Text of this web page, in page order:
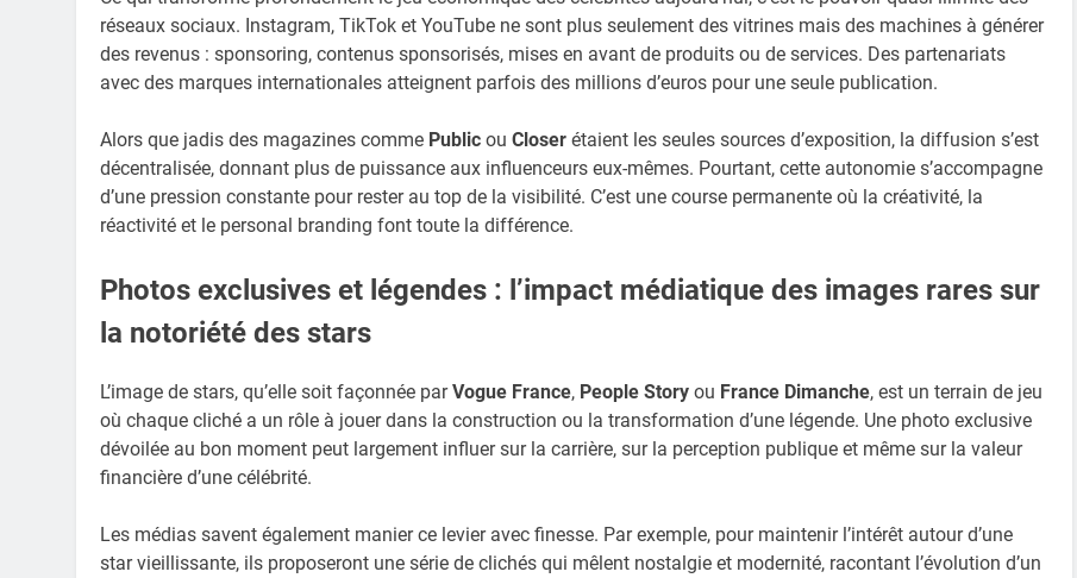
réseaux sociaux. Instagram, TikTok et YouTube ne sont plus seulement des vitrines mais des machines à générer
des revenus : sponsoring, contenus sponsorisés, mises en avant de produits ou de services. Des partenariats
avec des marques internationales atteignent parfois des millions d’euros pour une seule publication.
Alors que jadis des magazines comme Public ou Closer étaient les seules sources d’exposition, la diffusion s’est
décentralisée, donnant plus de puissance aux influenceurs eux-mêmes. Pourtant, cette autonomie s’accompagne
d’une pression constante pour rester au top de la visibilité. C’est une course permanente où la créativité, la
réactivité et le personal branding font toute la différence.
Photos exclusives et légendes : l’impact médiatique des images rares sur
la notoriété des stars
L’image de stars, qu’elle soit façonnée parVogue France, People Story ou France Dimanche, est un terrain de jeu
où chaque cliché a un rôle à jouer dans la construction ou la transformation d’une légende. Une photo exclusive
dévoilée au bon moment peut largement influer sur la carrière, sur la perception publique et même sur la valeur
financière d’une célébrité.
Les médias savent également manier ce levier avec finesse. Par exemple, pour maintenir l’intérêt autour d’une
star vieillissante, ils proposeront une série de clichés qui mêlent nostalgie et modernité, racontant l’évolution d’un